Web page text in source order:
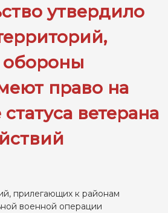
утвердило
обороны
право на
ветерана
прилегающих к районам
военной операции